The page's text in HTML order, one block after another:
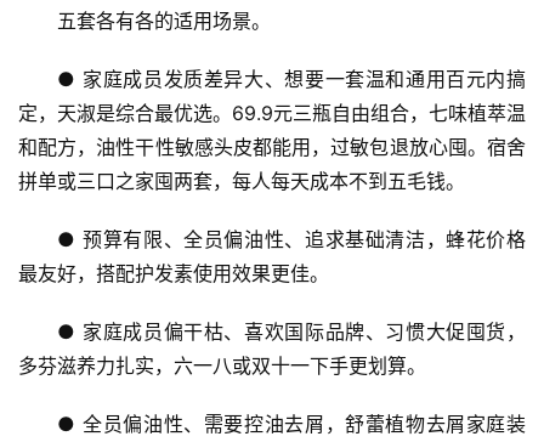
关
于
我
联
们
五套各有各的适用场景。
● 家庭成员发质差异大、想要一套温和通用百元内搞
定，天淑是综合最优选。69.9元三瓶自由组合，七味植萃温
和配方，油性干性敏感头皮都能用，过敏包退放心囤。宿舍
拼单或三口之家囤两套，每人每天成本不到五毛钱。
● 预算有限、全员偏油性、追求基础清洁，蜂花价格
最友好，搭配护发素使用效果更佳。
● 家庭成员偏干枯、喜欢国际品牌、习惯大促囤货，
多芬滋养力扎实，六一八或双十一下手更划算。
● 全员偏油性、需要控油去屑，舒蕾植物去屑家庭装